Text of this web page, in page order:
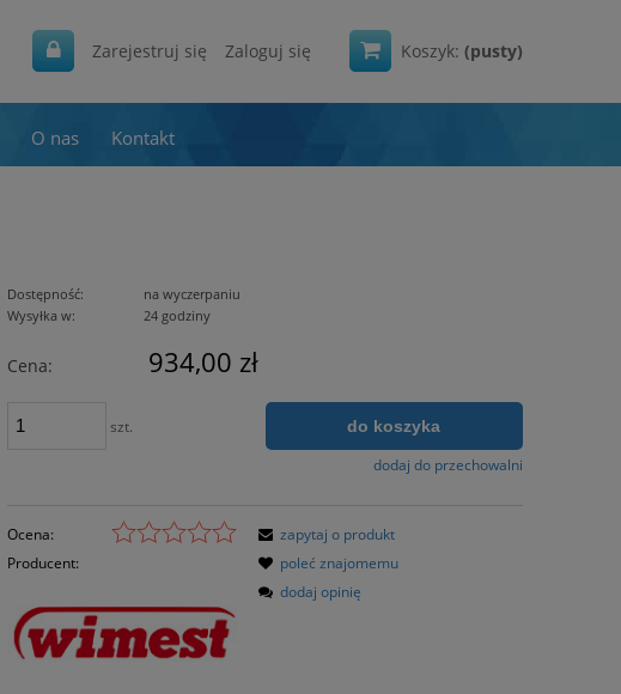
Koszyk: (pusty)
Zarejestruj się Zaloguj się
O nas Kontakt
Dostępność:
na wyczerpaniu
Wysyłka w:
24 godziny
Cena: 934,00 zł
szt. do koszyka
dodaj do przechowalni
Ocena:
Producent:
zapytaj o produkt
poleć znajomemu
dodaj opinię